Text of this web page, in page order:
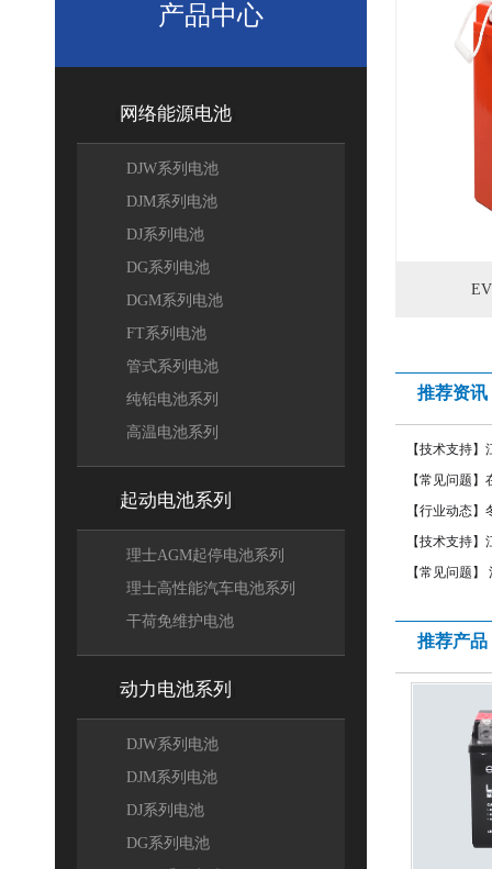
产品中心
网络能源电池
DJW系列电池
DJM系列电池
DJ系列电池
DG系列电池
DGM系列电池
FT系列电池
管式系列电池
纯铅电池系列
高温电池系列
起动电池系列
理士AGM起停电池系列
理士高性能汽车电池系列
干荷免维护电池
动力电池系列
DJW系列电池
DJM系列电池
DJ系列电池
DG系列电池
推荐资讯
【技术支持】
【常见问题】
【行业动态】
【技术支持】
【常见问题】
推荐产品